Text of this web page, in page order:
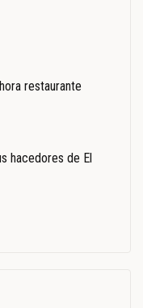
restaurante
hacedores de El